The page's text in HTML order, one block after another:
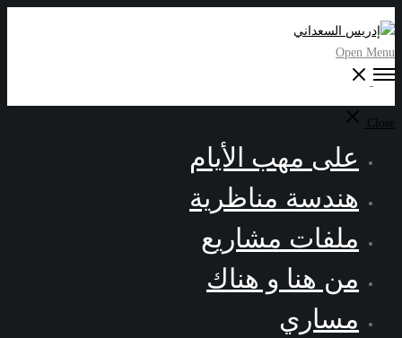
Open Menu
Close
على مهب الأيام
هندسة مناظرية
ملفات مشاريع
من هنا و هناك
مساري